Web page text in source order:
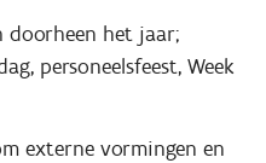
het jaar;
personeelsfeest, Week
externe vormingen en